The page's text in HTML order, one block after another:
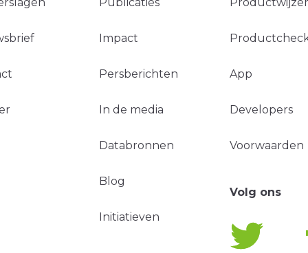
Impact
Persberichten
In de media
Databronnen
Blog
Initiatieven
App
Developers
Voorwaarden
Volg ons